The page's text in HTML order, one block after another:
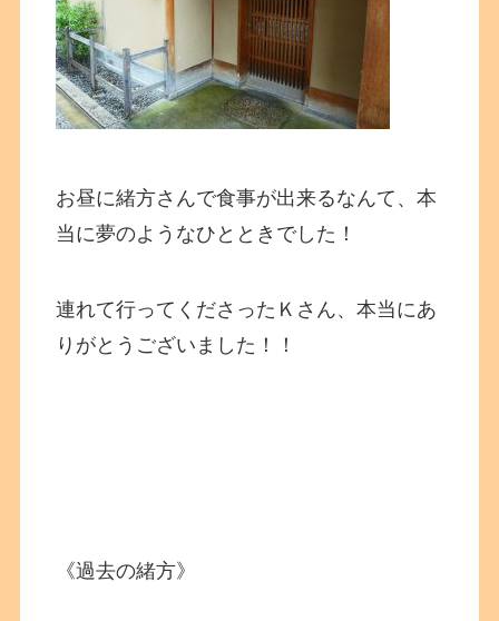
お昼に緒方さんで食事が出来るなんて、本
当に夢のようなひとときでした！
連れて行ってくださったＫさん、本当にあ
りがとうございました！！
《過去の緒方》